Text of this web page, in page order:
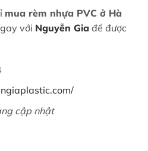
mua rèm nhựa PVC ở Hà
với Nguyễn Giađể được
cập nhật